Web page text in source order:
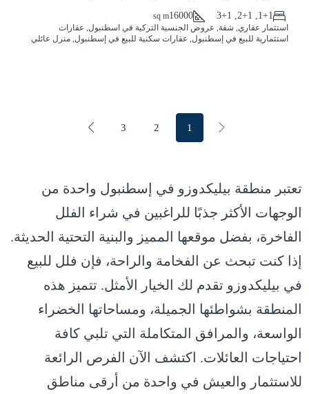
1+1, 2+1, 3+1
16000
sq m
استثمار عقاري, شقة, عروض الجنسية التركية في اسطنبول, عقارات
استثمارية للبيع في إسطنبول, عقارات سكنية للبيع في إسطنبول, منزل عائلي
1
2
3
تعتبر منطقة بيليكدوزو في إسطنبول واحدة من
الوجهات الأكثر جذبًا للراغبين في شراء الفلل
الفاخرة، بفضل موقعها المميز والبنية التحتية الحديثة.
إذا كنت تبحث عن الفخامة والراحة، فإن فلل للبيع
في بيليكدوزو تقدم لك الخيار الأمثل. تتميز هذه
المنطقة بشواطئها الجميلة، ومساحاتها الخضراء
الواسعة، والمرافق المتكاملة التي تلبي كافة
احتياجات العائلات. اكتشف الآن الفرص الرائعة
للاستثمار والعيش في واحدة من أرقى مناطق